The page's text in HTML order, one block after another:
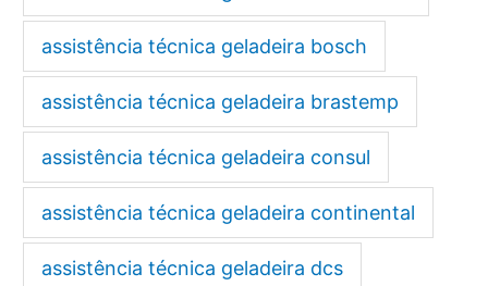
assistência técnica geladeira bosch
assistência técnica geladeira brastemp
assistência técnica geladeira consul
assistência técnica geladeira continental
assistência técnica geladeira dcs